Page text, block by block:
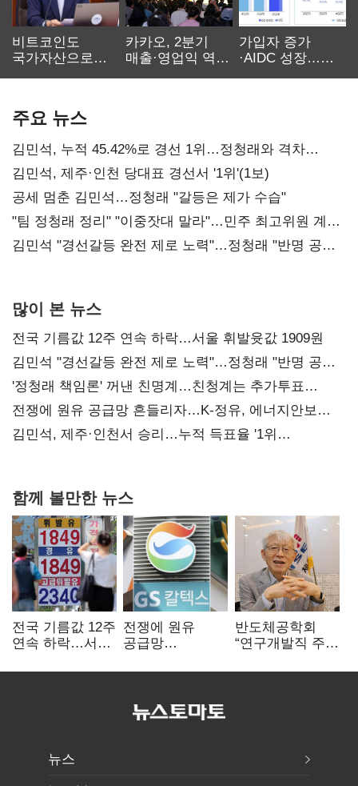
비트코인도
국가자산으로…'
카카오, 2분기
매출·영업익 역대
가입자 증가
·AIDC 성장…
주요 뉴스
김민석, 누적 45.42%로 경선 1위…정청래와 격차
0.86%p(2보)
김민석, 제주·인천 당대표 경선서 '1위'(1보)
공세 멈춘 김민석…정청래 "갈등은 제가 수습"
"팀 정청래 정리" "이중잣대 말라"…민주 최고위원 계파
다툼 격화
김민석 "경선갈등 완전 제로 노력"…정청래 "반명 공세
많이 본 뉴스
전국 기름값 12주 연속 하락…서울 휘발윳값 1909원
김민석 "경선갈등 완전 제로 노력"…정청래 "반명 공세
사과부터"
'정청래 책임론' 꺼낸 친명계…친청계는 추가투표
때리기
전쟁에 원유 공급망 흔들리자…K-정유, 에너지안보
핵심으로 재부상
김민석, 제주·인천서 승리…누적 득표율 '1위
함께 볼만한 뉴스
전국 기름값 12주
연속 하락…서울
전쟁에 원유
공급망
정유, 에너지안보
반도체공학회
“연구개발직 주
개선해야”
뉴스